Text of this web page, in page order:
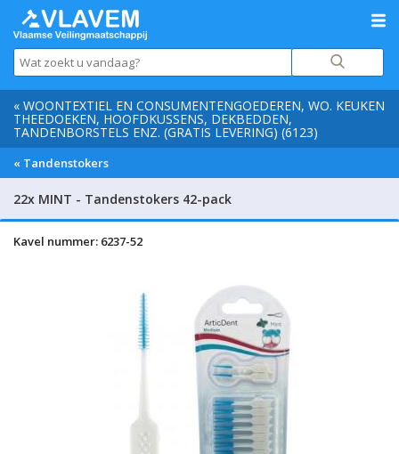
« WOONTEXTIEL EN CONSUMENTENGOEDEREN, WO. KEUKEN
THEEDOEKEN, HOOFDKUSSENS, DEKBEDDEN,
TANDENBORSTELS ENZ. (GRATIS LEVERING) (6123)
« Tandenstokers
22x MINT - Tandenstokers 42-pack
Kavel nummer: 6237-52